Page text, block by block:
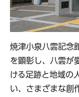
焼津小泉八雲記念
を顕彰し、八雲が
ける足跡と地域の
い、さまざまな創